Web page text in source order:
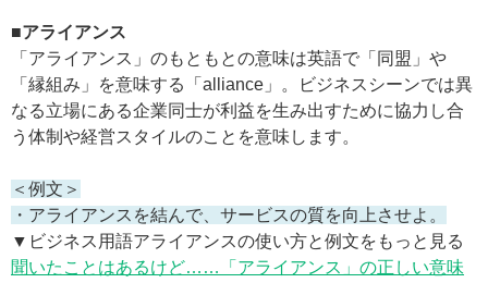
■アライアンス
「アライアンス」のもともとの意味は英語で「同盟」や
「縁組み」を意味する「alliance」。ビジネスシーンでは異
なる立場にある企業同士が利益を生み出すために協力し合
う体制や経営スタイルのことを意味します。
＜例文＞
・アライアンスを結んで、サービスの質を向上させよ。
▼ビジネス用語アライアンスの使い方と例文をもっと見る
聞いたことはあるけど……「アライアンス」の正しい意味